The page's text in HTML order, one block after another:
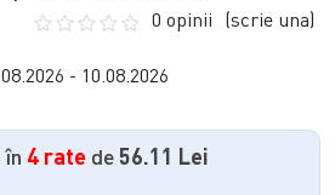
0 opinii (scrie una)
- 10.08.2026
în 4 rate de56.11 Lei